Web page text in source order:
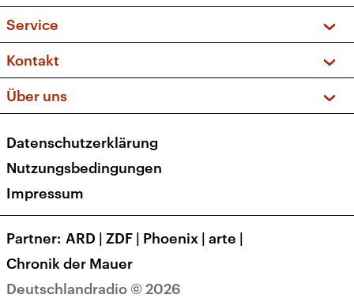
Sendungen und Podcasts
Musikliste
Kakadu – Das Kinderprogramm
Frequenzen (UKW + DAB+)
Service
FAQ
Apps
Newsletter
Veranstaltungen
Kontakt
Social Media
Über uns
Presse
Karriere
Transparenz
Deutschlandradio © 2026
Datenschutzerklärung
Nutzungsbedingungen
Impressum
Partner ARD | ZDF | Phoenix | arte |
Chronik der Mauer